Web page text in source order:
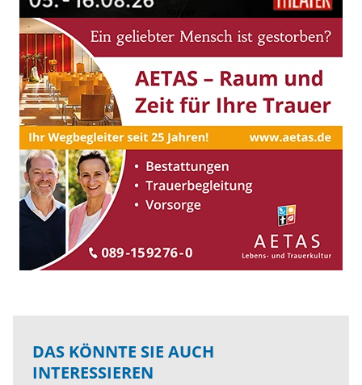
DAS KÖNNTE SIE AUCH
INTERESSIEREN